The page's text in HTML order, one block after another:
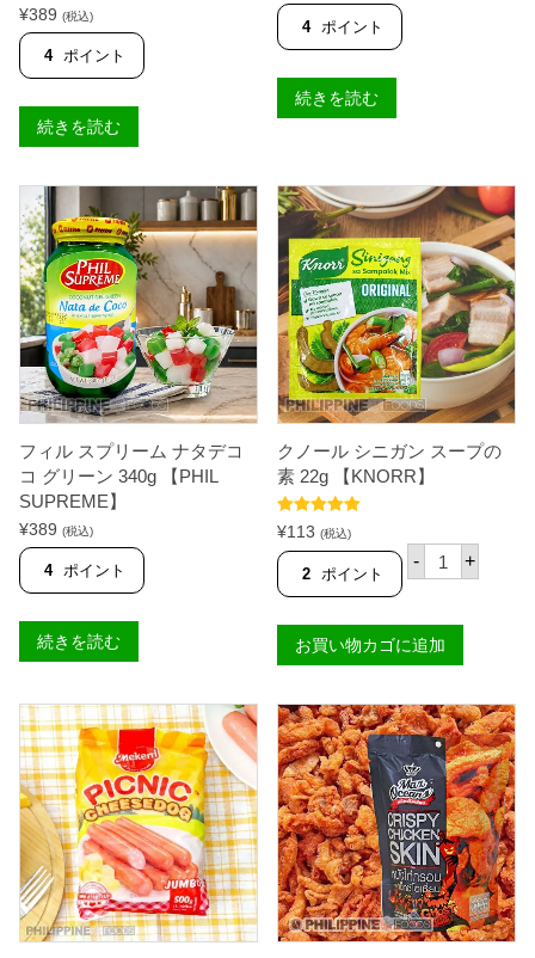
】
個
5段階中5.00
の評価
¥389 (税込)
4 ポイント
続きを読む
4 ポイント
続きを読む
フィル スプリーム ナタデコ
コ グリーン 340g 【PHIL
SUPREME】
¥389 (税込)
4 ポイント
続きを読む
クノール シニガン スープの
素 22g 【KNORR】
5段階中5.00
の評価
¥113 (税込)
2 ポイント
- ク
ノ
シ
ニ
ガ
ス
ー
プ
の
素
2
2
g
【
K
N
O
R
+
お買い物カゴに追加